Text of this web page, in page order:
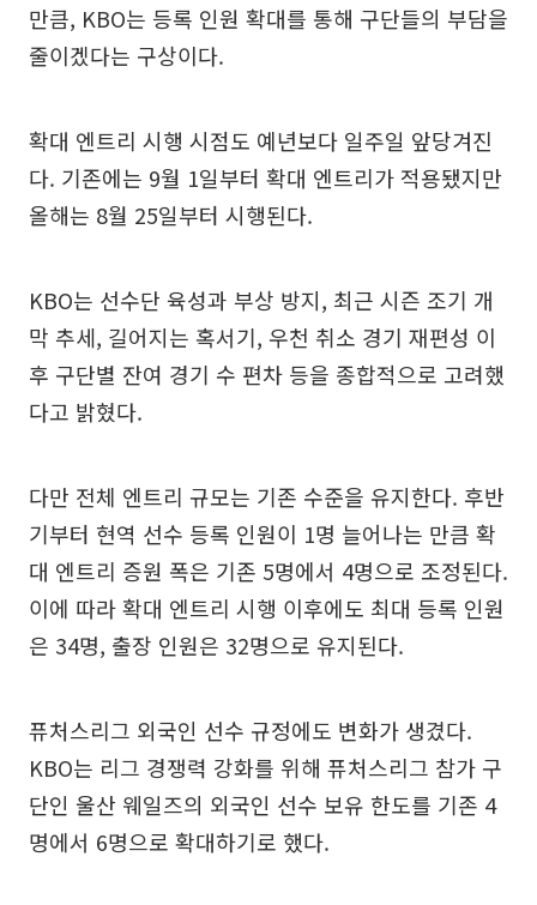
만큼, KBO는 등록 인원 확대를 통해 구단들의 부담을
줄이겠다는 구상이다.
확대 엔트리 시행 시점도 예년보다 일주일 앞당겨진
다. 기존에는 9월 1일부터 확대 엔트리가 적용됐지만
올해는 8월 25일부터 시행된다.
KBO는 선수단 육성과 부상 방지, 최근 시즌 조기 개
막 추세, 길어지는 혹서기, 우천 취소 경기 재편성 이
후 구단별 잔여 경기 수 편차 등을 종합적으로 고려했
다고 밝혔다.
다만 전체 엔트리 규모는 기존 수준을 유지한다. 후반
기부터 현역 선수 등록 인원이 1명 늘어나는 만큼 확
대 엔트리 증원 폭은 기존 5명에서 4명으로 조정된다.
이에 따라 확대 엔트리 시행 이후에도 최대 등록 인원
은 34명, 출장 인원은 32명으로 유지된다.
퓨처스리그 외국인 선수 규정에도 변화가 생겼다.
KBO는 리그 경쟁력 강화를 위해 퓨처스리그 참가 구
단인 울산 웨일즈의 외국인 선수 보유 한도를 기존 4
명에서 6명으로 확대하기로 했다.